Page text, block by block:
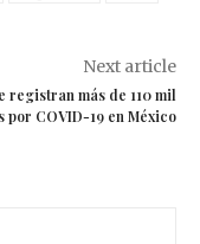
Next article
registran más de 110 mil
por COVID-19 en México